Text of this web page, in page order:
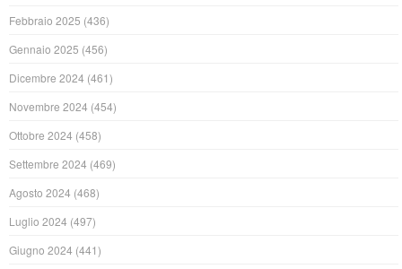
Febbraio 2025 (436)
Gennaio 2025 (456)
Dicembre 2024 (461)
Novembre 2024 (454)
Ottobre 2024 (458)
Settembre 2024 (469)
Agosto 2024 (468)
Luglio 2024 (497)
Giugno 2024 (441)